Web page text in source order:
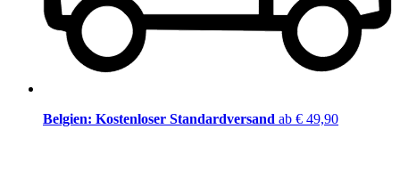
Belgien: Kostenloser Standardversand ab € 49,90